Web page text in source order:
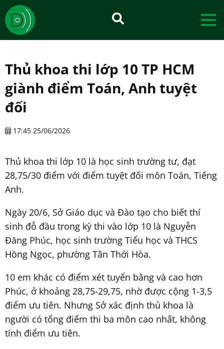
Thủ khoa thi lớp 10 TP HCM
giành điểm Toán, Anh tuyệt
đối
17:45 25/06/2026
Thủ khoa thi lớp 10 là học sinh trường tư, đạt
28,75/30 điểm với điểm tuyệt đối môn Toán, Tiếng
Anh.
Ngày 20/6, Sở Giáo dục và Đào tạo cho biết thí
sinh đỗ đầu trong kỳ thi vào lớp 10 là Nguyễn
Đăng Phúc, học sinh trường Tiểu học và THCS
Hồng Ngọc, phường Tân Thới Hòa.
10 em khác có điểm xét tuyển bằng và cao hơn
Phúc, ở khoảng 28,75-29,75, nhờ được cộng 1-3,5
điểm ưu tiên. Nhưng Sở xác định thủ khoa là
người có tổng điểm thi ba môn cao nhất, không
tính điểm ưu tiên.